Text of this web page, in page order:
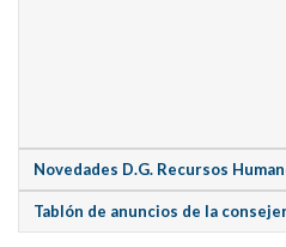
Novedades D.G. Recursos
Tablón de anuncios de la